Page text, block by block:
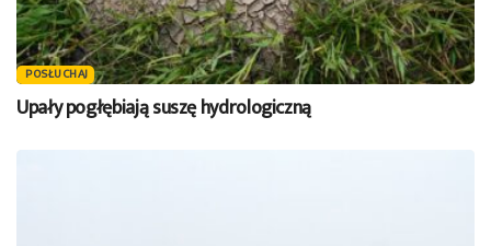
POSŁUCHAJ
Upały pogłębiają suszę hydrologiczną